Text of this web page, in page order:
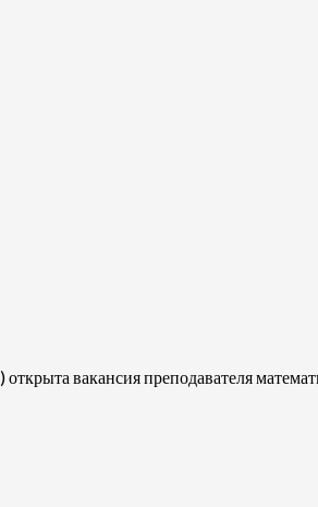
вакансия преподавателя